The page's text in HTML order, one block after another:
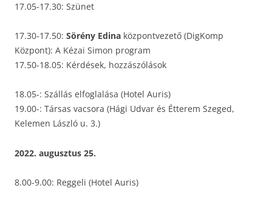
17.05-17.30: Szünet
17.30-17.50: Sörény Edina központvezető (DigKomp
Központ): A Kézai Simon program
17.50-18.05: Kérdések, hozzászólások
18.05-: Szállás elfoglalása (Hotel Auris)
19.00-: Társas vacsora (Hági Udvar és Étterem Szeged,
Kelemen László u. 3.)
2022. augusztus 25.
8.00-9.00: Reggeli (Hotel Auris)